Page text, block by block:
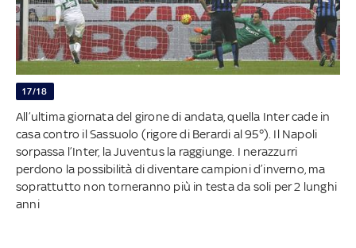
17/18
All’ultima giornata del girone di andata, quella Inter cade in
casa contro il Sassuolo (rigore di Berardi al 95°). Il Napoli
sorpassa l’Inter, la Juventus la raggiunge. I nerazzurri
perdono la possibilità di diventare campioni d’inverno, ma
soprattutto non torneranno più in testa da soli per 2 lunghi
anni